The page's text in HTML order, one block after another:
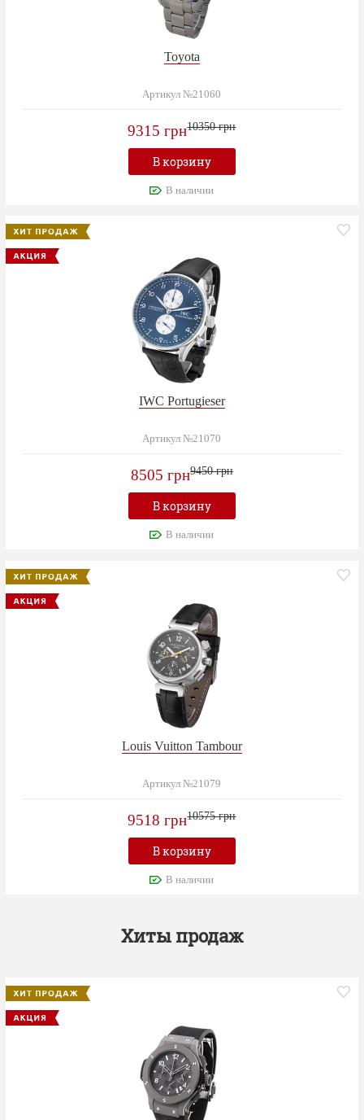
Toyota
Артикул №21060
9315 грн10350 грн
В корзину
В наличии
IWC Portugieser
Артикул №21070
8505 грн9450 грн
В корзину
В наличии
Louis Vuitton Tambour
Артикул №21079
9518 грн10575 грн
В корзину
В наличии
Хиты продаж